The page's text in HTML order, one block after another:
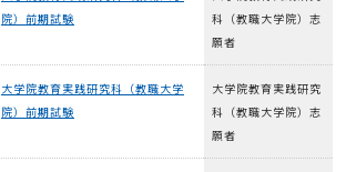
院）前期試験
科（教職大学院）志
願者
大学院教育実践研究科（教職大学
院）前期試験
大学院教育実践研究
科（教職大学院）志
願者